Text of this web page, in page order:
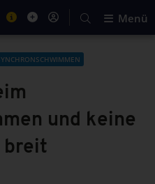
Menü
und keine
breit